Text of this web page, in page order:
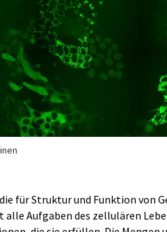
für Struktur und Funktion von
alle Aufgaben des zellulären